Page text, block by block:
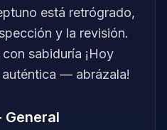
está retrógrado,
y la revisión.
sabiduría ¡Hoy
— abrázala!
General